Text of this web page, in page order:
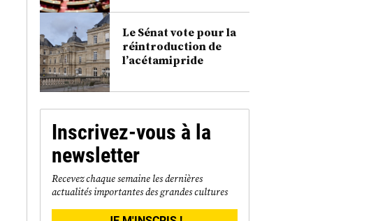
Le Sénat vote pour la
réintroduction de
l’acétamipride
Inscrivez-vous à la
newsletter
Recevez chaque semaine les dernières
actualités importantes des grandes cultures